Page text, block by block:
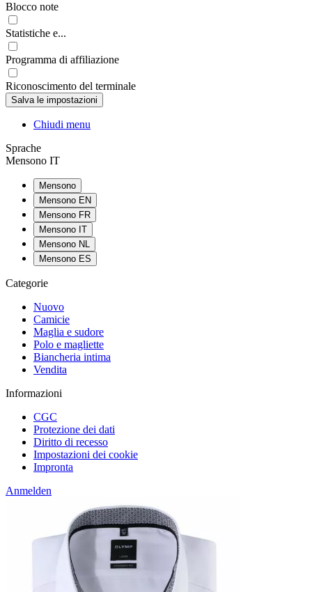
Blocco note
Statistiche e...
Programma di affiliazione
Riconoscimento del terminale
Chiudi menu
Sprache
Mensono IT
Mensono
Mensono EN
Mensono FR
Mensono IT
Mensono NL
Mensono ES
Categorie
Nuovo
Camicie
Maglia e sudore
Polo e magliette
Biancheria intima
Vendita
Informazioni
CGC
Protezione dei dati
Diritto di recesso
Impostazioni dei cookie
Impronta
Anmelden